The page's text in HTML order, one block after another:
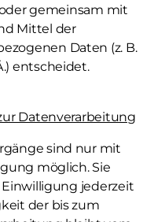
gemeinsam mit
Mittel der
Daten (z. B.
entscheidet.
Datenverarbeitung
sind nur mit
möglich. Sie
jederzeit
der bis zum